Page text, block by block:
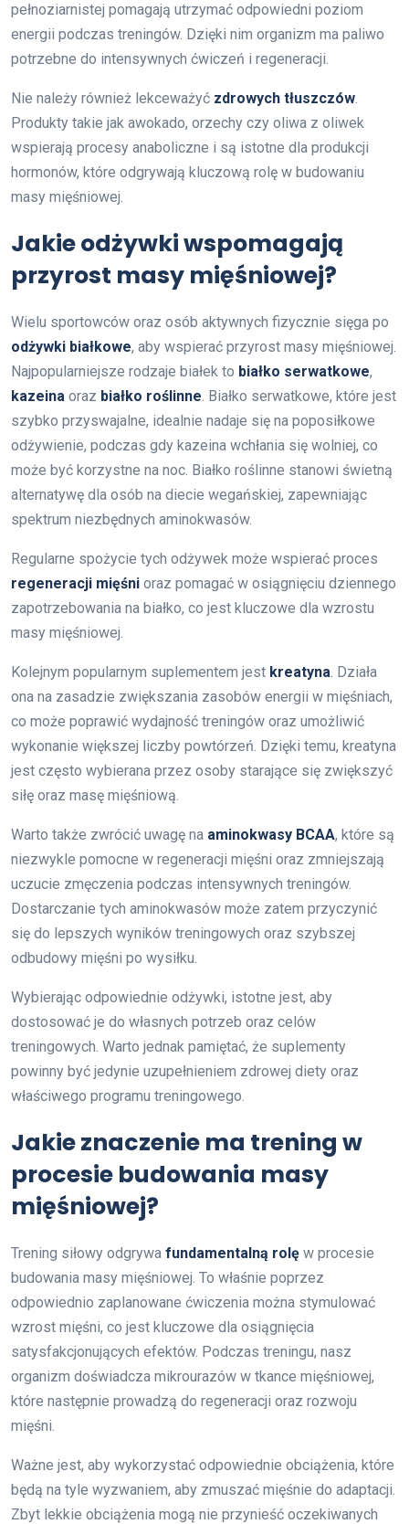
pełnoziarnistej pomagają utrzymać odpowiedni poziom
energii podczas treningów. Dzięki nim organizm ma paliwo
potrzebne do intensywnych ćwiczeń i regeneracji.
Nie należy również lekceważyć zdrowych tłuszczów
Produkty takie jak awokado, orzechy czy oliwa z oliwek
wspierają procesy anaboliczne i są istotne dla produkcji
hormonów, które odgrywają kluczową rolę w budowaniu
masy mięśniowej.
Jakie odżywki wspomagają
przyrost masy mięśniowej?
Wielu sportowców oraz osób aktywnych fizycznie sięga po
odżywki białkowe, aby wspierać przyrost masy mięśniowej.
Najpopularniejsze rodzaje białek to białko serwatkowe,
kazeina oraz białko roślinne . Białko serwatkowe, które jest
szybko przyswajalne, idealnie nadaje się na poposiłkowe
odżywienie, podczas gdy kazeina wchłania się wolniej, co
może być korzystne na noc. Białko roślinne stanowi świetną
alternatywę dla osób na diecie wegańskiej, zapewniając
spektrum niezbędnych aminokwasów.
Regularne spożycie tych odżywek może wspierać proces
regeneracji mięśni oraz pomagać w osiągnięciu dziennego
zapotrzebowania na białko, co jest kluczowe dla wzrostu
masy mięśniowej.
Kolejnym popularnym suplementem jest kreatyna . Działa
ona na zasadzie zwiększania zasobów energii w mięśniach,
co może poprawić wydajność treningów oraz umożliwić
wykonanie większej liczby powtórzeń. Dzięki temu, kreatyna
jest często wybierana przez osoby starające się zwiększyć
siłę oraz masę mięśniową.
Warto także zwrócić uwagę na aminokwasy BCAA, które są
niezwykle pomocne w regeneracji mięśni oraz zmniejszają
uczucie zmęczenia podczas intensywnych treningów.
Dostarczanie tych aminokwasów może zatem przyczynić
się do lepszych wyników treningowych oraz szybszej
odbudowy mięśni po wysiłku.
Wybierając odpowiednie odżywki, istotne jest, aby
dostosować je do własnych potrzeb oraz celów
treningowych. Warto jednak pamiętać, że suplementy
powinny być jedynie uzupełnieniem zdrowej diety oraz
właściwego programu treningowego.
Jakie znaczenie ma trening w
procesie budowania masy
mięśniowej?
Trening siłowy odgrywa fundamentalną rolę w procesie
budowania masy mięśniowej. To właśnie poprzez
odpowiednio zaplanowane ćwiczenia można stymulować
wzrost mięśni, co jest kluczowe dla osiągnięcia
satysfakcjonujących efektów. Podczas treningu, nasz
organizm doświadcza mikrourazów w tkance mięśniowej,
które następnie prowadzą do regeneracji oraz rozwoju
mięśni.
Ważne jest, aby wykorzystać odpowiednie obciążenia, które
będą na tyle wyzwaniem, aby zmuszać mięśnie do adaptacji.
Zbyt lekkie obciążenia mogą nie przynieść oczekiwanych